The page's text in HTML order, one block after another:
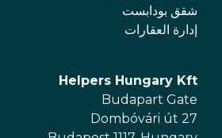
شقق بودابست
إدارة العقارات
Helpers Hungary Kft
Budapart Gate
Dombóvári út 27